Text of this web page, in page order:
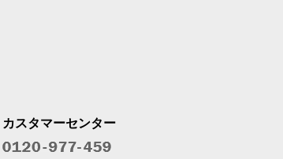
カスタマーセンター